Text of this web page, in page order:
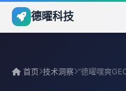
德曜科技
首页 技术洞察